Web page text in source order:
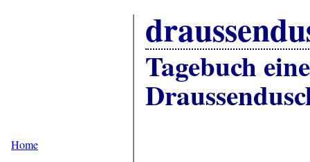
Tagebuch
Home